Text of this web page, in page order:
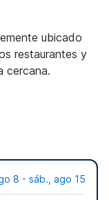
ubicado
restaurantes y
cercana.
8 - sáb., ago 15